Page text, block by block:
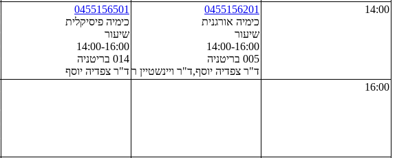
14:00
0455156201
כימיה אורגנית
שיעור
14:00-16:00
005 בריטניה
ד"ר צפדיה יוסף,ד"ר ויינשטיין רועי,ד"ר למפל אילה
0455156501
כימיה פיסיקלית
שיעור
14:00-16:00
014 בריטניה
ד"ר צפדיה יוסף
16:00